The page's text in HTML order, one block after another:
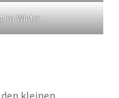
im Winter